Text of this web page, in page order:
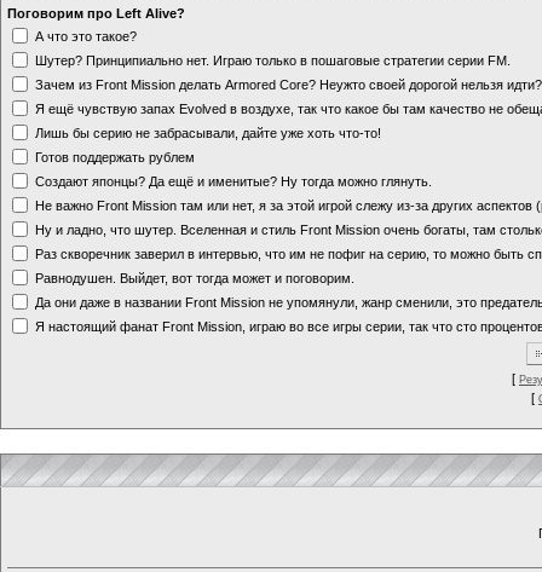
Поговорим про Left Alive?
А что это такое?
Шутер? Принципиально нет. Играю только в пошаговые стратегии серии FM.
Зачем из Front Mission делать Armored Core? Неужто своей дорогой нельзя
Я ещё чувствую запах Evolved в воздухе, так что какое бы там качество не
Лишь бы серию не забрасывали, дайте уже хоть что-то!
Готов поддержать рублем
Создают японцы? Да ещё и именитые? Ну тогда можно глянуть.
Не важно Front Mission там или нет, я за этой игрой слежу из-за других аспектов
Ну и ладно, что шутер. Вселенная и стиль Front Mission очень богаты, там
Раз скворечник заверил в интервью, что им не пофиг на серию, то можно быть
Равнодушен. Выйдет, вот тогда может и поговорим.
Да они даже в названии Front Mission не упомянули, жанр сменили, это
Я настоящий фанат Front Mission, играю во все игры серии, так что сто
[
[